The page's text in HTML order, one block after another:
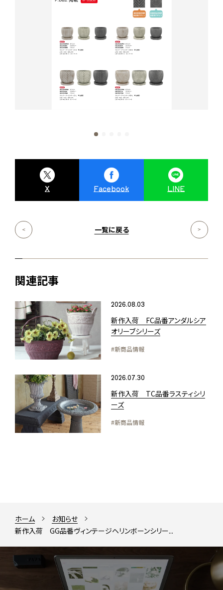
X Facebook LINE
一覧に戻る
関連記事
2026.08.03
新作入荷 FC品番アンダルシア
オリーブシリーズ
#新商品情報
2026.07.30
新作入荷 TC品番ラスティシリ
ーズ
#新商品情報
ホーム
お知らせ
新作入荷 GG品番ヴィンテージヘリンボーンシリー...